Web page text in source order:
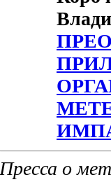
Пресса о